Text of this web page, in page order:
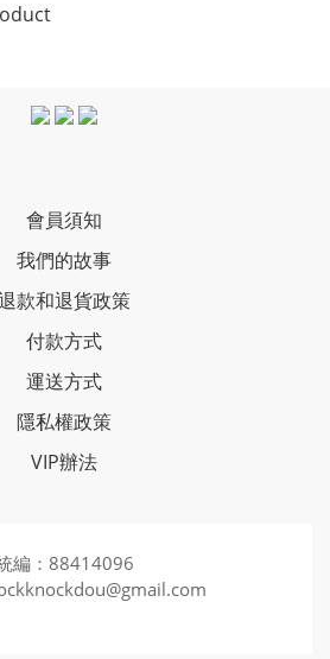
會員須知
我們的故事
款和退貨政策
付款方式
運送方式
隱私權政策
VIP辦法
編：88414096